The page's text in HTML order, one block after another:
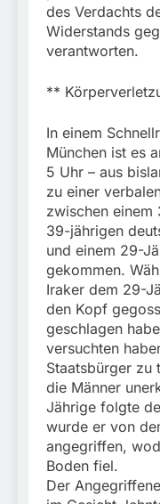
des Verdachts
Widerstands
verantworten.
**
In einem
München ist es
5 Uhr – aus
zu einer
zwischen einem
39-jährigen
und einem 29-
gekommen.
Iraker dem 29-
den Kopf
geschlagen
versuchten
Staatsbürger zu
die Männer
Jährige folgte
wurde er von
angegriffen,
Boden fiel.
Der